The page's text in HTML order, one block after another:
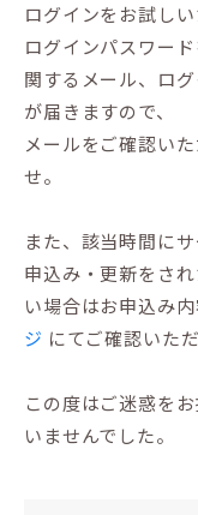
ログインをお試し
ログインパスワー
関するメール、ロ
が届きますので、
メールをご確認い
せ。
また、該当時間に
申込み・更新をさ
い場合はお申込み
ジ にてご確認いた
この度はご迷惑を
いませんでした。